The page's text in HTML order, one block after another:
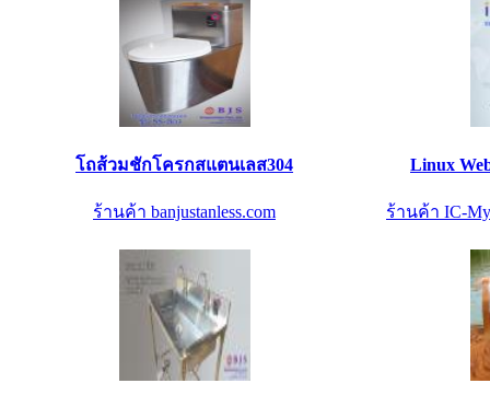
โถส้วมชักโครกสแตนเลส304
ร้านค้า banjustanless.com
Linux
ร้านค้า IC-